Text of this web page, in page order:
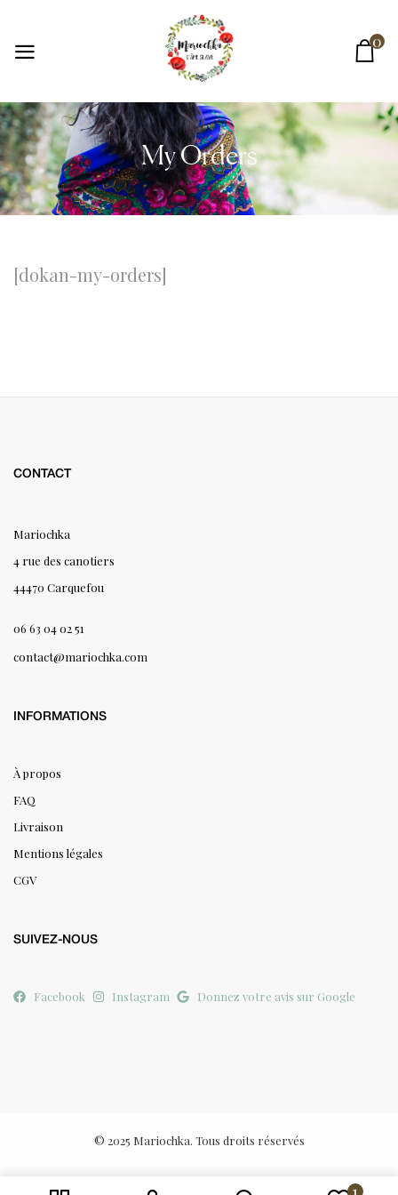
0
My Orders
[dokan-my-orders]
CONTACT
Mariochka
4 rue des canotiers
44470 Carquefou
06 63 04 02 51
contact@mariochka.com
INFORMATIONS
À propos
FAQ
Livraison
Mentions légales
CGV
SUIVEZ-NOUS
Facebook Instagram Donnez votre avis sur Google
© 2025 Mariochka. Tous droits réservés